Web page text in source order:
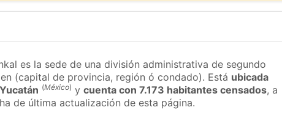
es la sede de una división administrativa de segundo
(capital de provincia, región ó condado). Está ubicada
(México) ycuenta con 7.173 habitantes censados, a
de última actualización de esta página.